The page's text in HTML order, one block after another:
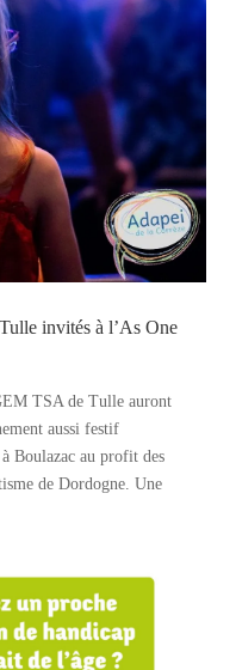
invités à l’As One
TSA de Tulle auront
aussi festif
Boulazac au profit des
de Dordogne. Une